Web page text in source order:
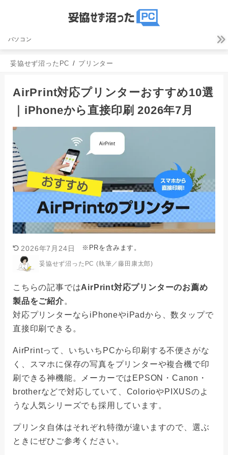
パソコン
妥協せず沼ったPC プリンター
AirPrint対応プリンターおすすめ10選
｜iPhoneから直接印刷 2026年7月
2026年7月24日 ※PRを含みます。
妥協せず沼ったPC (執筆／藤田康太郎)
こちらの記事ではAirPrint対応プリンターのお薦め
製品をご紹介。
対応プリンターならiPhoneやiPadから、数タップで
直接印刷できる。
AirPrintって、いちいちPCから印刷する不便さがな
く、スマホに保存の写真をプリンターや複合機で印
刷できる神機能。メーカーではEPSON・Canon・
brotherなどで対応していて、ColorioやPIXUSのよ
うな人気シリーズでも採用しています。
プリンタ自体はそれぞれ特徴が違いますので、選ぶ
ときにぜひご参考ください。